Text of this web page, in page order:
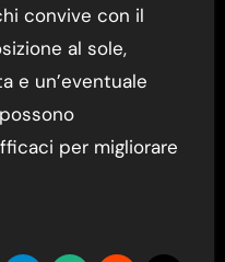
convive con il
al sole,
e un’eventuale
per migliorare